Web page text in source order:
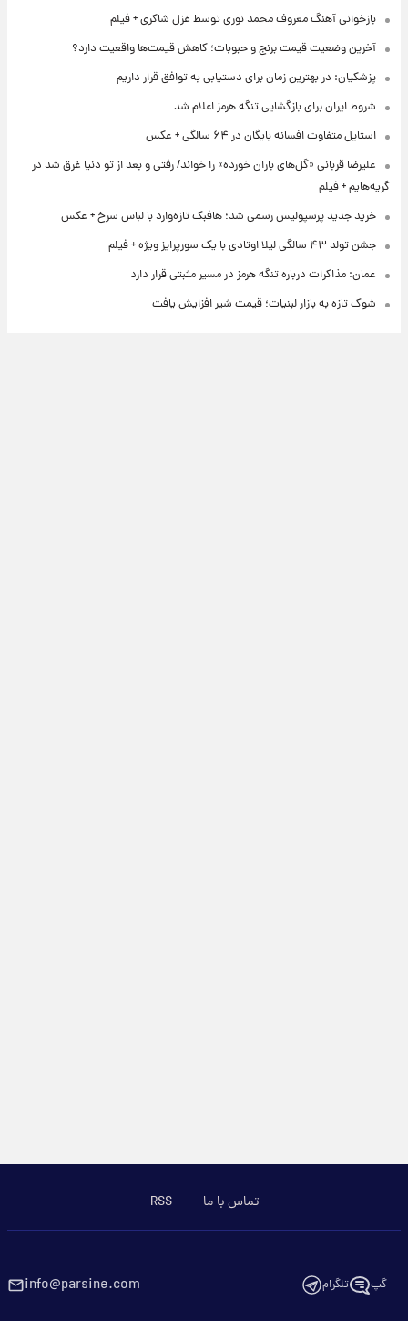
بازخوانی آهنگ معروف محمد نوری توسط غزل شاکری + فیلم
آخرین وضعیت قیمت برنج و حبوبات؛ کاهش قیمت‌ها واقعیت دارد؟
پزشکیان: در بهترین زمان برای دستیابی به توافق قرار داریم
شروط ایران برای بازگشایی تنگه هرمز اعلام شد
استایل متفاوت افسانه بایگان در ۶۴ سالگی + عکس
علیرضا قربانی «گل‌های باران خورده» را خواند/ رفتی و بعد از تو دنیا غرق شد در
گریه‌هایم + فیلم
خرید جدید پرسپولیس رسمی شد؛ هافبک تازه‌وارد با لباس سرخ + عکس
جشن تولد ۴۳ سالگی لیلا اوتادی با یک سورپرایز ویژه + فیلم
عمان: مذاکرات درباره تنگه هرمز در مسیر مثبتی قرار دارد
شوک تازه به بازار لبنیات؛ قیمت شیر افزایش یافت
تماس با ما RSS
گپ تلگرام info@parsine.com